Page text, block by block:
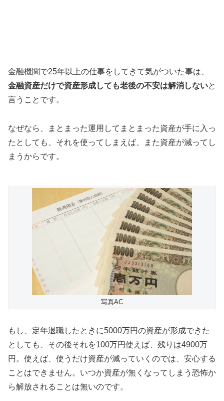
金融機関で25年以上の仕事をしてきて気がついた事は、
金融資産だけで資産形成しても老後の不安は解消しないと
言うことです。
なぜなら、まとまった運用してまとまった資産が手に入っ
たとしても、それを使ってしまえば、また資産が減ってし
まうからです。
写真AC
もし、定年退職したときに5000万円の資産が形成できた
としても、その後それを100万円使えば、残りは4900万
円。使えば、使うだけ資産が減っていくのでは、安心する
ことはできません。いつか資産が無くなってしまう恐怖か
ら解放されることは無いのです。